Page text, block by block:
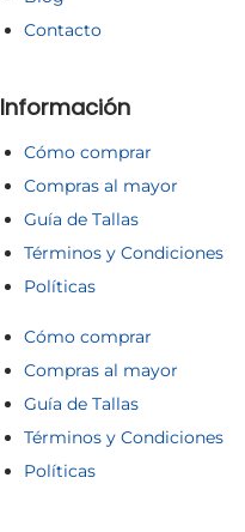
Contacto
Información
Cómo comprar
Compras al mayor
Guía de Tallas
Términos y Condiciones
Políticas
Cómo comprar
Compras al mayor
Guía de Tallas
Términos y Condiciones
Políticas